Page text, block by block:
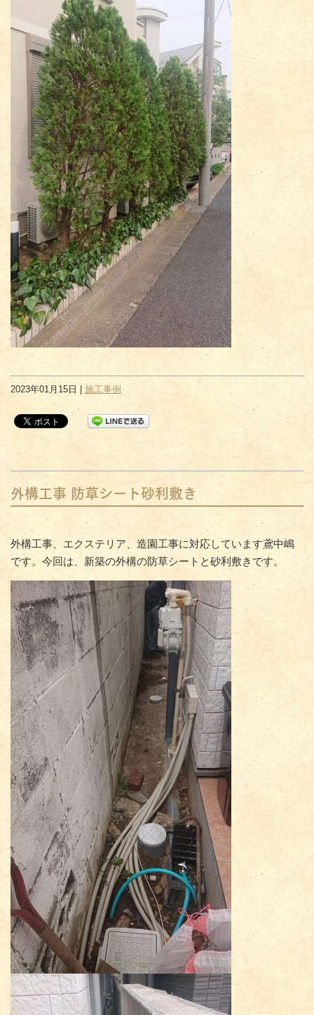
2023年01月15日 | 施工事例
外構工事 防草シート砂利敷き
外構工事、エクステリア、造園工事に対応しています鳶中嶋
です。今回は、新築の外構の防草シートと砂利敷きです。